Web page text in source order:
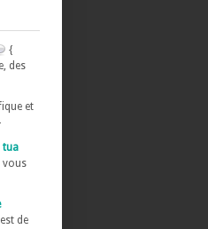
{
des
et
tua
vous
de